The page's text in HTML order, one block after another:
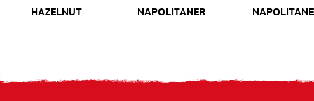
HAZELNUT NAPOLITANER